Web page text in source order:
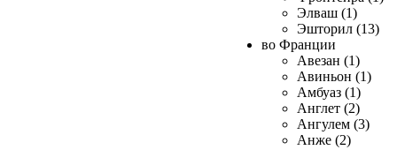
Элваш (1)
Эшторил (13)
во Франции
Авезан (1)
Авиньон (1)
Амбуаз (1)
Англет (2)
Ангулем (3)
Анже (2)